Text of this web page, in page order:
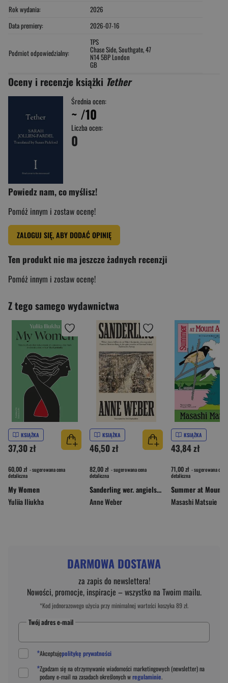
Rok wydania:
2026
Data premiery:
2026-07-16
Podmiot odpowiedzialny:
TPS
Chase Side, Southgate, 47
N14 5BP London
GB
Oceny i recenzje książki Tether
Średnia ocen:
~ /10
Liczba ocen:
0
Powiedz nam, co myślisz!
Pomóż innym i zostaw ocenę!
ZALOGUJ SIĘ, ABY DODAĆ OPINIĘ
Ten produkt nie ma jeszcze żadnych recenzji
Pomóż innym i zostaw ocenę!
Z tego samego wydawnictwa
KSIĄŻKA
37,30 zł
60,00 zł - sugerowana cena
detaliczna
My Women
Yuliia Iliukha
KSIĄŻKA
46,50 zł
82,00 zł - sugerowana cena
detaliczna
Sanderling wer. angielska
Anne Weber
KSIĄŻKA
43,84 zł
71,00 zł - sugerowana cena
detaliczna
Masashi Matsuie
DARMOWA DOSTAWA
za zapis do newslettera!
Nowości, promocje, inspiracje – wszystko na Twoim mailu.
*Kod jednorazowego użycia przy minimalnej wartości koszyka 89 zł.
Twój adres e-mail
*Akceptujępolitykę prywatności
*Zgadzam się na otrzymywanie wiadomości marketingowych (newsletter) na
podanye-mail na zasadach określonych wregulaminie.